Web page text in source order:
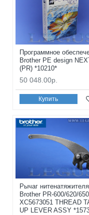
Программное
Brother PE design
(PR) *10210*
50 048.00р.
Купить
Рычаг нитенатяжителя
Brother PR-600/620/650
XC5673051 THREAD
UP LEVER ASSY